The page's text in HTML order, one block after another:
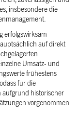
insbesondere die
erfolgswirksam
auf direkt
Umsatz- und
frühestens
für die
aufgrund historischer
vorgenommen